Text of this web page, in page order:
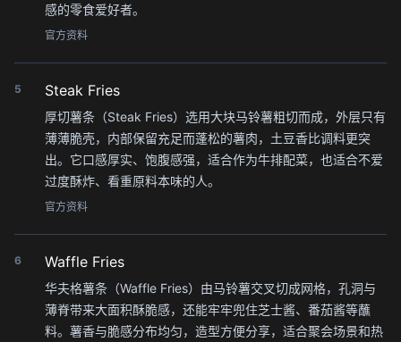
感的零食爱好者。
官方资料
5 Steak Fries
厚切薯条（Steak Fries）选用大块马铃薯粗切而成，外层只有
薄薄脆壳，内部保留充足而蓬松的薯肉，土豆香比调料更突
出。它口感厚实、饱腹感强，适合作为牛排配菜，也适合不爱
过度酥炸、看重原料本味的人。
官方资料
6 Waffle Fries
华夫格薯条（Waffle Fries）由马铃薯交叉切成网格，孔洞与
薄脊带来大面积酥脆感，还能牢牢兜住芝士酱、番茄酱等蘸
料。薯香与脆感分布均匀，造型方便分享，适合聚会场景和热